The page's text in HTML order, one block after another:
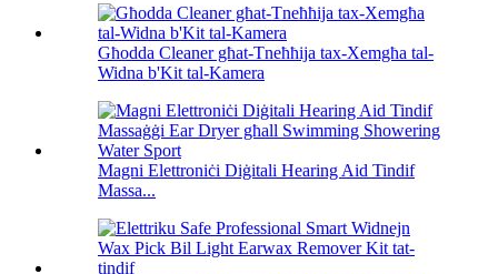
Għodda Cleaner għat-Tneħħija tax-Xemgħa tal-
Widna b'Kit tal-Kamera
Magni Elettroniċi Diġitali Hearing Aid Tindif
Massa...